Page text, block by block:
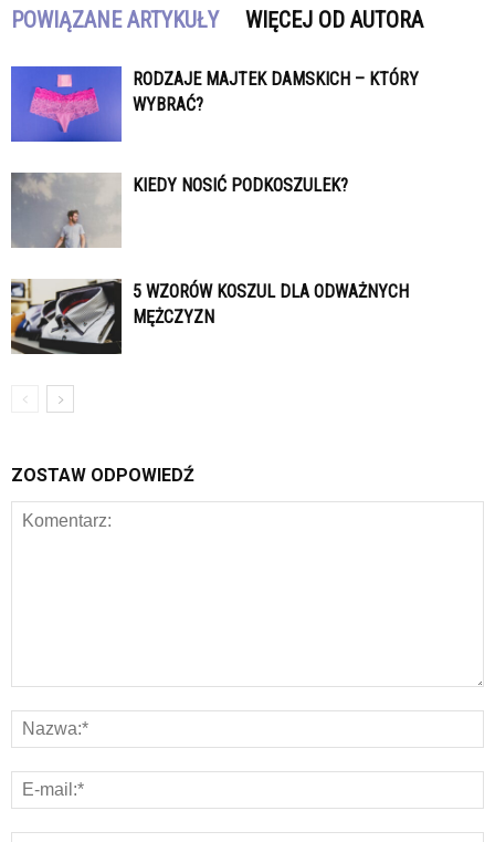
POWIĄZANE ARTYKUŁY WIĘCEJ OD AUTORA
RODZAJE MAJTEK DAMSKICH – KTÓRY
WYBRAĆ?
KIEDY NOSIĆ PODKOSZULEK?
5 WZORÓW KOSZUL DLA ODWAŻNYCH
MĘŻCZYZN
ZOSTAW ODPOWIEDŹ